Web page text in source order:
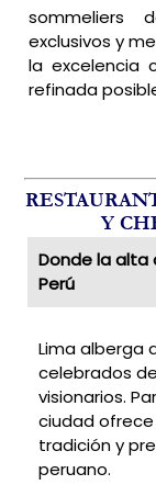
sommeliers
exclusivos y
la excelencia
refinada
Y
Donde la alta
Perú
Lima alberga
celebrados
visionarios.
ciudad
tradición y
peruano.